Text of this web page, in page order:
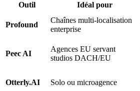
Outil Idéal pour
Profound
Chaînes multi-localisation
enterprise
Peec AI
Agences EU servant
studios DACH/EU
Otterly.AI Solo ou microagence